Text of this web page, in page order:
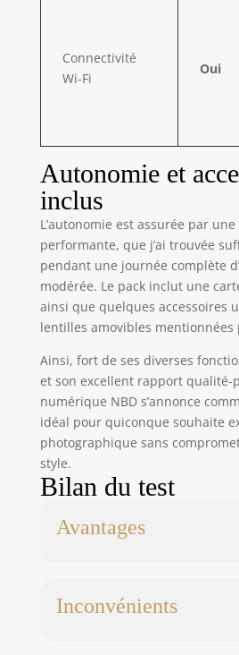
les
【
carte
et
Connectivité
Wi-Fi
Oui
Autonomie et
inclus
L’autonomie est assurée par
performante, que j’ai trouvée
pendant une journée complète
modérée. Le pack inclut une
ainsi que quelques accessoires
lentilles amovibles mentionnées
Ainsi, fort de ses diverses
et son excellent rapport qualité-
numérique NBD s’annonce
idéal pour quiconque souhaite
photographique sans
style.
Bilan du test
Avantages
Inconvénients